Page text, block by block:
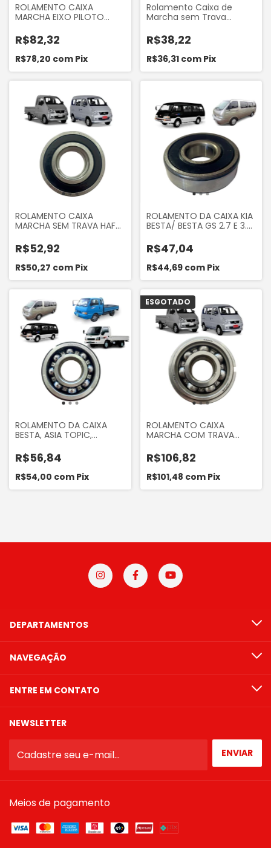
ROLAMENTO CAIXA
MARCHA EIXO PILOTO
2008 A 2013
R$82,32
R$78,20 com Pix
Rolamento Caixa de
Marcha sem Trava
Entalhado Towner 2008
em diante Koyo Original
6304ZZC3
R$38,22
R$36,31 com Pix
ROLAMENTO CAIXA
MARCHA SEM TRAVA HAFEI
R$52,92
R$50,27 com Pix
ROLAMENTO DA CAIXA KIA
BESTA/ BESTA GS 2.7 E 3.0,
R$47,04
R$44,69 com Pix
ROLAMENTO DA CAIXA
BESTA, ASIA TOPIC,
K2700
R$56,84
R$54,00 com Pix
ESGOTADO
ROLAMENTO CAIXA
MARCHA COM TRAVA
R$106,82
R$101,48 com Pix
DEPARTAMENTOS
NAVEGAÇÃO
ENTRE EM CONTATO
NEWSLETTER
Meios de pagamento